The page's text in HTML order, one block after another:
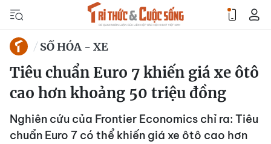
SỐ HÓA - XE
Tiêu chuẩn Euro 7 khiến giá xe ôtô
cao hơn khoảng 50 triệu đồng
Nghiên cứu của Frontier Economics chỉ ra: Tiêu
chuẩn Euro 7 có thể khiến giá xe ôtô cao hơn